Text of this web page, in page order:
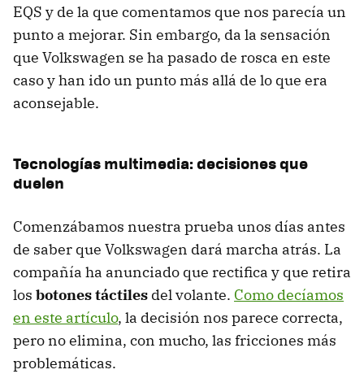
EQS y de la que comentamos que nos parecía un
punto a mejorar. Sin embargo, da la sensación
que Volkswagen se ha pasado de rosca en este
caso y han ido un punto más allá de lo que era
aconsejable.
Tecnologías multimedia: decisiones que
duelen
Comenzábamos nuestra prueba unos días antes
de saber que Volkswagen dará marcha atrás. La
compañía ha anunciado que rectifica y que retira
los botones táctiles del volante. Como decíamos
en este artículo, la decisión nos parece correcta,
pero no elimina, con mucho, las fricciones más
problemáticas.